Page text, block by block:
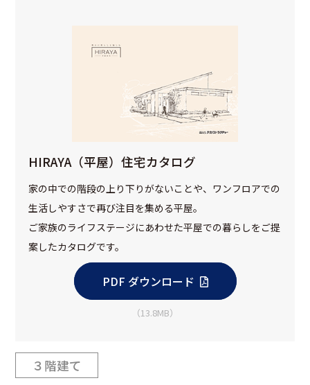
HIRAYA（平屋）住宅カタログ
家の中での階段の上り下りがないことや、ワンフロアでの
生活しやすさで再び注目を集める平屋。
ご家族のライフステージにあわせた平屋での暮らしをご提
案したカタログです。
PDF ダウンロード
（13.8MB）
３階建て